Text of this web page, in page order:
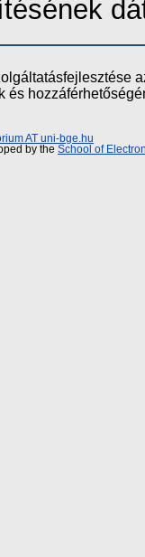
és
AT uni-bge.hu
by the School of